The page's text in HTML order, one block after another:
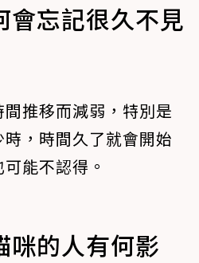
會忘記很久不見
推移而減弱，特別是
，時間久了就會開始
能不認得。
咪的人有何影